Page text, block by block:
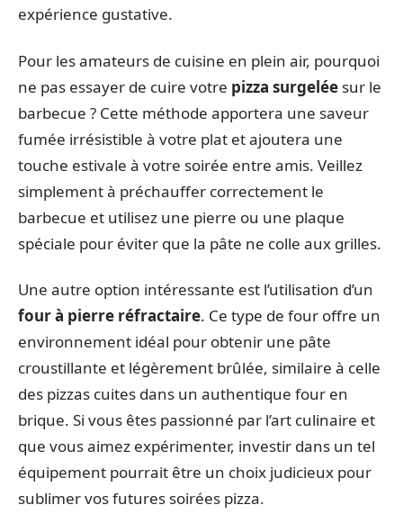
expérience gustative.
Pour les amateurs de cuisine en plein air, pourquoi
ne pas essayer de cuire votre pizza surgelée sur le
barbecue ? Cette méthode apportera une saveur
fumée irrésistible à votre plat et ajoutera une
touche estivale à votre soirée entre amis. Veillez
simplement à préchauffer correctement le
barbecue et utilisez une pierre ou une plaque
spéciale pour éviter que la pâte ne colle aux grilles.
Une autre option intéressante est l’utilisation d’un
four à pierre réfractaire. Ce type de four offre un
environnement idéal pour obtenir une pâte
croustillante et légèrement brûlée, similaire à celle
des pizzas cuites dans un authentique four en
brique. Si vous êtes passionné par l’art culinaire et
que vous aimez expérimenter, investir dans un tel
équipement pourrait être un choix judicieux pour
sublimer vos futures soirées pizza.